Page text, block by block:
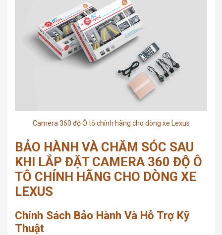
Camera 360 độ Ô tô chính hãng cho dòng xe Lexus
BẢO HÀNH VÀ CHĂM SÓC SAU
KHI LẮP ĐẶT CAMERA 360 ĐỘ Ô
TÔ CHÍNH HÃNG CHO DÒNG XE
LEXUS
Chính Sách Bảo Hành Và Hỗ Trợ Kỹ
Thuật